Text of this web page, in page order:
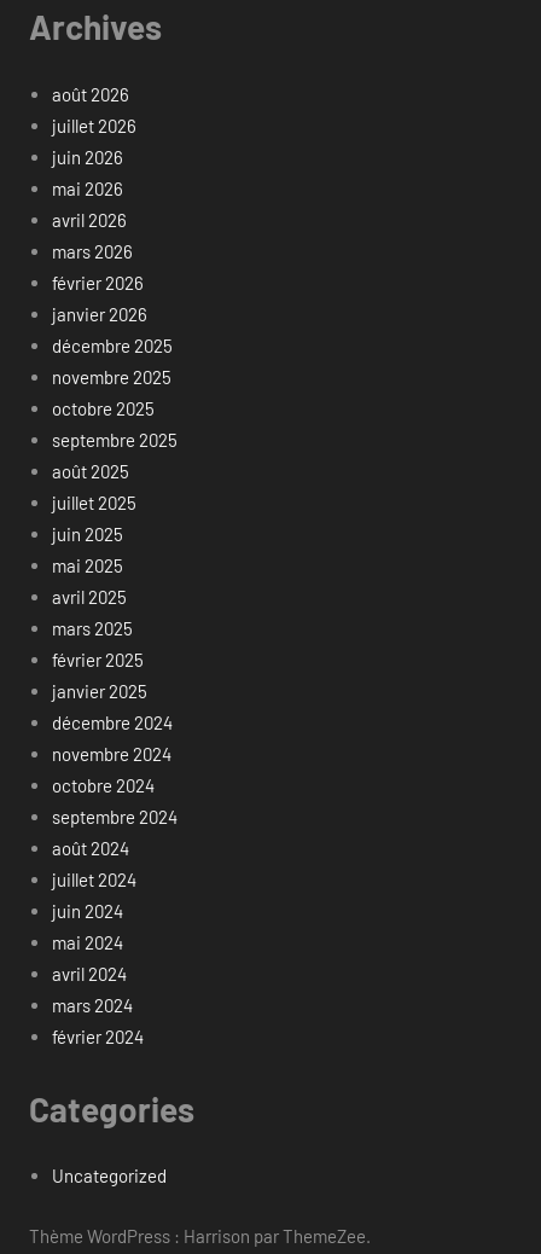
Archives
août 2026
juillet 2026
juin 2026
mai 2026
avril 2026
mars 2026
février 2026
janvier 2026
décembre 2025
novembre 2025
octobre 2025
septembre 2025
août 2025
juillet 2025
juin 2025
mai 2025
avril 2025
mars 2025
février 2025
janvier 2025
décembre 2024
novembre 2024
octobre 2024
septembre 2024
août 2024
juillet 2024
juin 2024
mai 2024
avril 2024
mars 2024
février 2024
Categories
Uncategorized
Thème WordPress : Harrison par ThemeZee.